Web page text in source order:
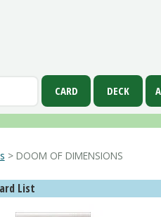
> DOOM OF DIMENSIONS
List